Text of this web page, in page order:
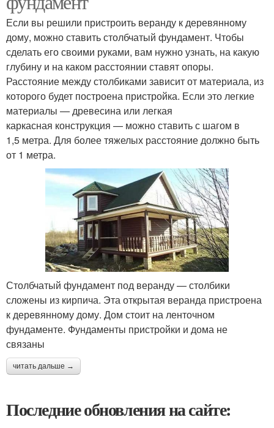
Если вы решили пристроить веранду к деревянному
дому, можно ставить столбчатый фундамент. Чтобы
сделать его своими руками, вам нужно узнать, на какую
глубину и на каком расстоянии ставят опоры.
Расстояние между столбиками зависит от материала, из
которого будет построена пристройка. Если это легкие
материалы — древесина или легкая
каркасная конструкция — можно ставить с шагом в
1,5 метра. Для более тяжелых расстояние должно быть
от 1 метра.
Столбчатый фундамент под веранду — столбики
сложены из кирпича. Эта открытая веранда пристроена
к деревянному дому. Дом стоит на ленточном
фундаменте. Фундаменты пристройки и дома не
связаны
читать дальше →
Последние обновления на сайте: